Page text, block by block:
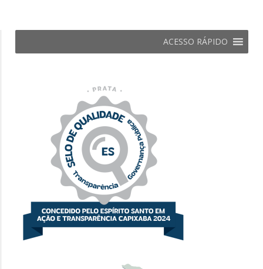
ACESSO RÁPIDO